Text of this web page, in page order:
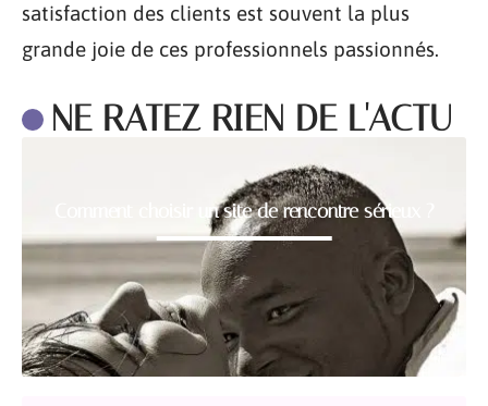
satisfaction des clients est souvent la plus
grande joie de ces professionnels passionnés.
NE RATEZ RIEN DE L'ACTU
Comment choisir un site de rencontre sérieux ?